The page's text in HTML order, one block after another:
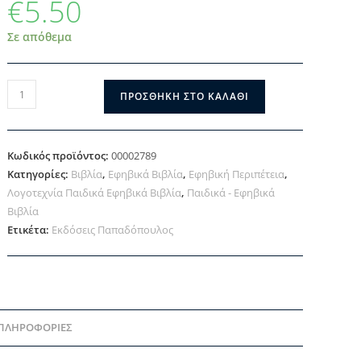
€5.50
Σε απόθεμα
ΠΡΟΣΘΉΚΗ ΣΤΟ ΚΑΛΆΘΙ
Κωδικός προϊόντος:00002789
Κατηγορίες: Βιβλία, Εφηβικά Βιβλία, Εφηβική Περιπέτεια,
Λογοτεχνία Παιδικά Εφηβικά Βιβλία, Παιδικά - Εφηβικά
Βιβλία
Ετικέτα: Εκδόσεις Παπαδόπουλος